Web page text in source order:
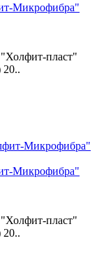
Микрофибра"
"Холфит-пласт"
20..
Микрофибра"
"Холфит-пласт"
20..